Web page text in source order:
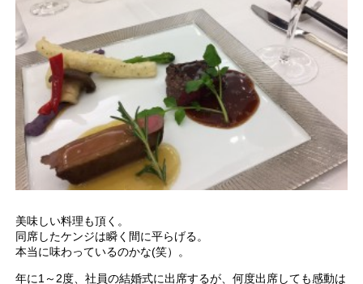
美味しい料理も頂く。
同席したケンジは瞬く間に平らげる。
本当に味わっているのかな(笑）。
年に1～2度、社員の結婚式に出席するが、何度出席しても感動は